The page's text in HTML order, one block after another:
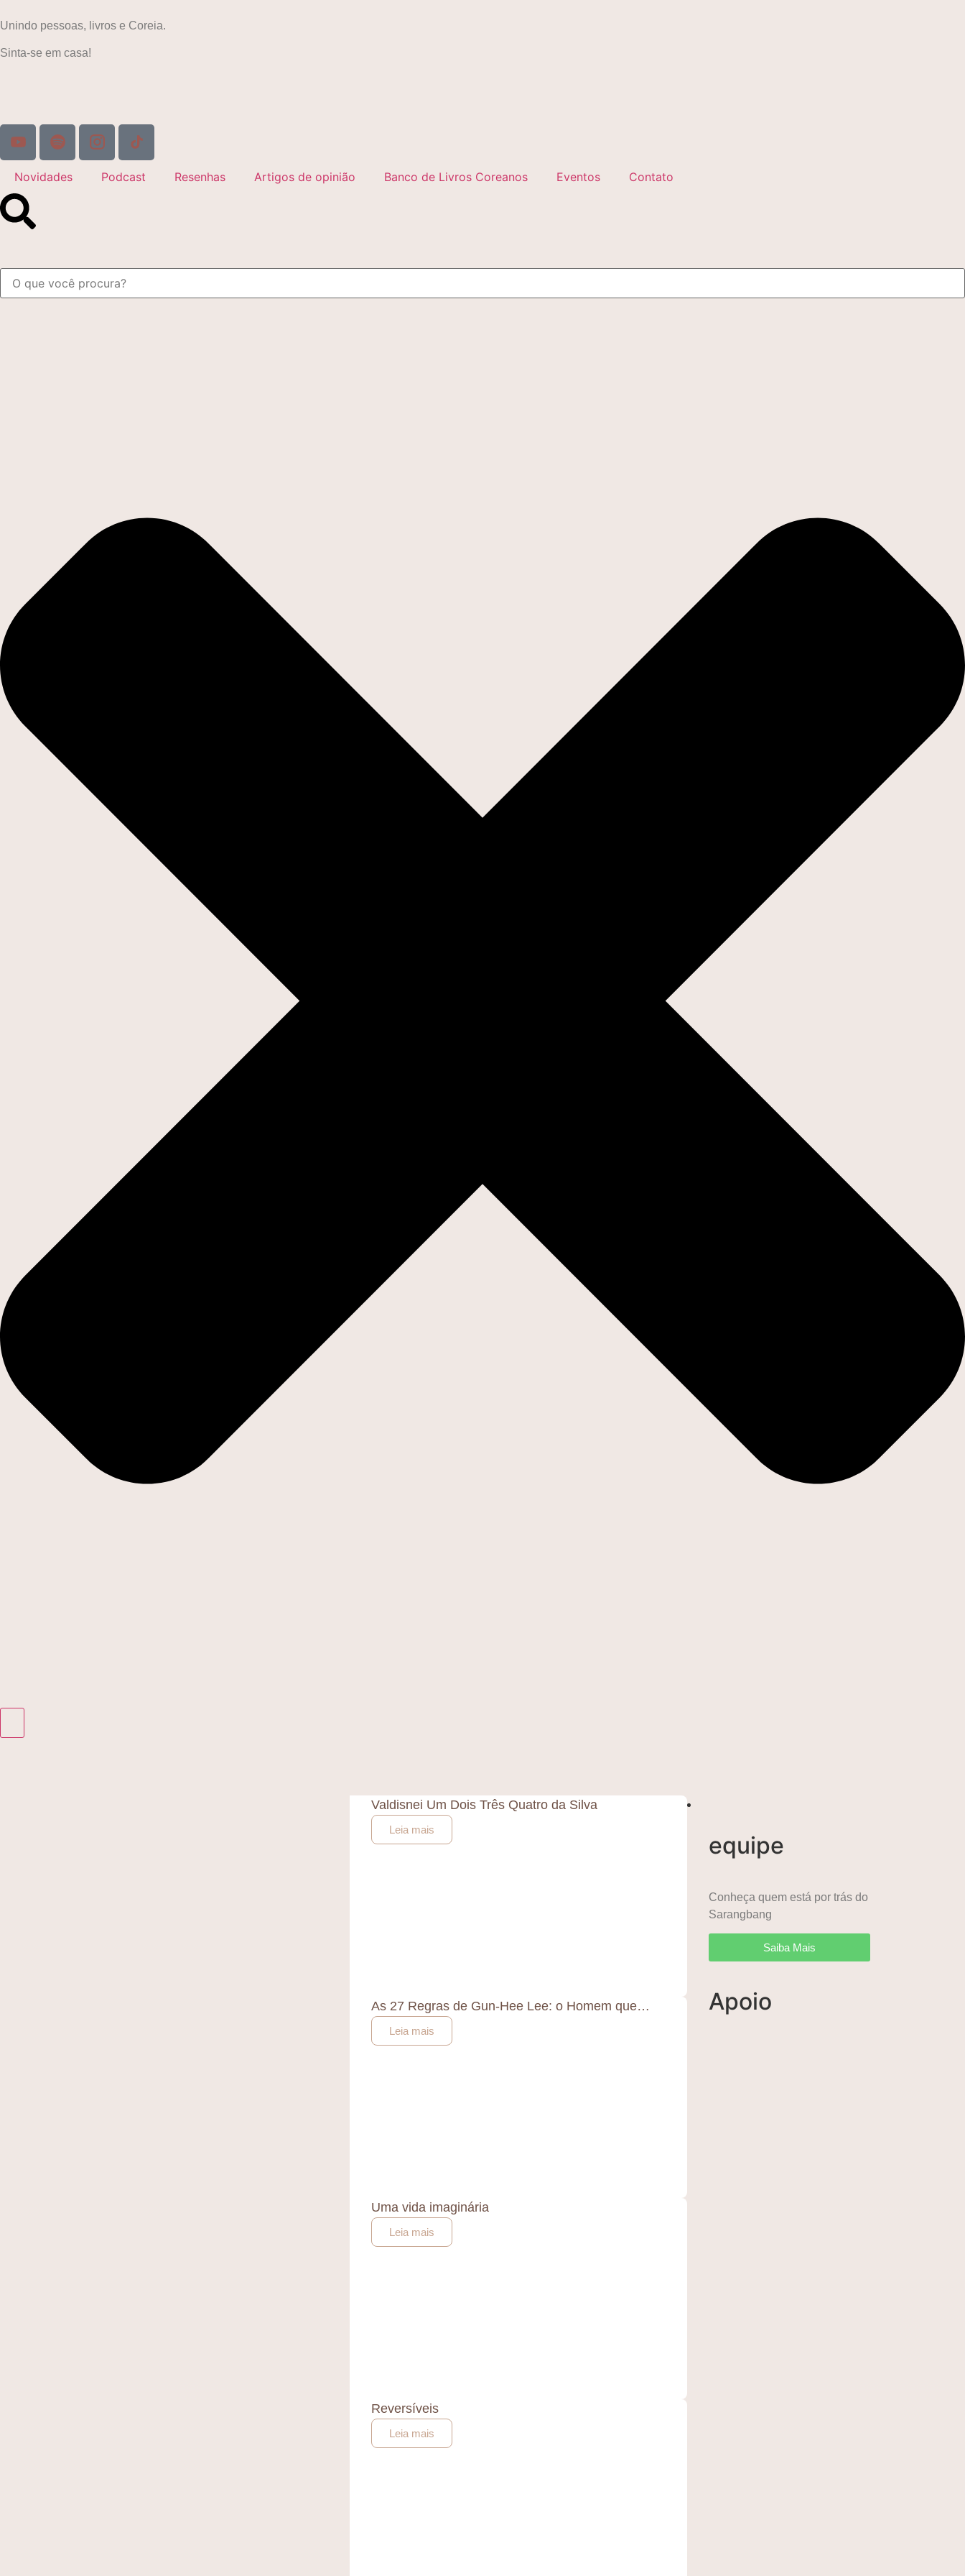
Unindo pessoas, livros e Coreia.
Sinta-se em casa!
Novidades Podcast Resenhas Artigos de opinião Banco de Livros Coreanos Eventos Contato
Valdisnei Um Dois Três Quatro da Silva
Leia mais
As 27 Regras de Gun-Hee Lee: o Homem que…
Leia mais
Uma vida imaginária
Leia mais
Reversíveis
Leia mais
equipe
Conheça quem está por trás do
Sarangbang
Saiba Mais
Apoio